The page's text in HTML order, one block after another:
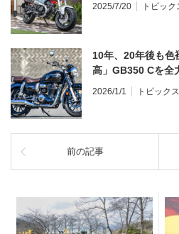
2025/7/20 トピック
10年、20年後も色
高」GB350 Cを全
2026/1/1 トピックス
前の記事